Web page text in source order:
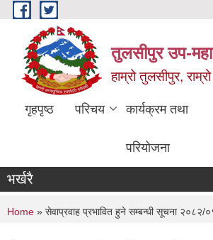
Skip to main content
तुलसीपुर उप-
हाम्रो तुलसीपुर,
गृहपृष्ठ परिचय कार्यक्रम तथा
परियोजना
भर्खरै
You are here
Home » सेवाप्रवाह प्रभावित हुने सम्बन्धी सूचना २०८२/